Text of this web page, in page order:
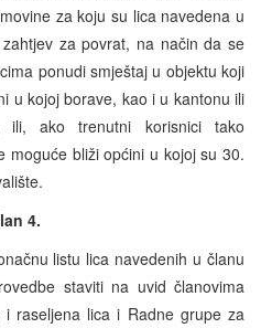
za koju su lica navedena u
za povrat, na način da se
ponudi smještaj u objektu koji
u kojoj borave, kao i u kantonu ili
ili, ako trenutni korisnici tako
moguće bliži općini u kojoj su 30.
4.
listu lica navedenih u članu
staviti na uvid članovima
i raseljena lica i Radne grupe za